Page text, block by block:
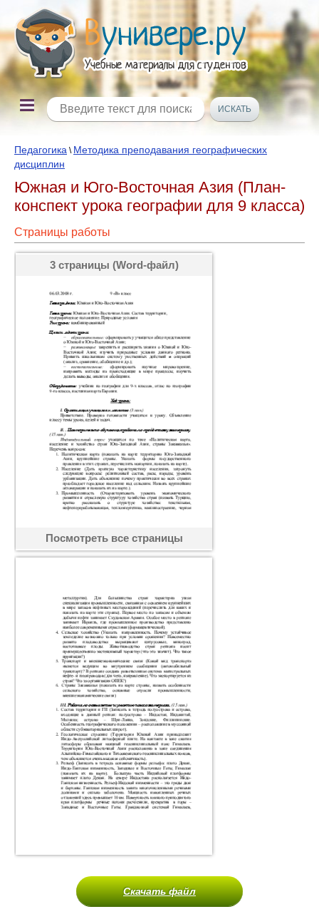
Педагогика \ Методика преподавания географических
дисциплин
Южная и Юго-Восточная Азия (План-
конспект урока географии для 9 класса)
Страницы работы
3 страницы (Word-файл)
Посмотреть все страницы
Скачать файл